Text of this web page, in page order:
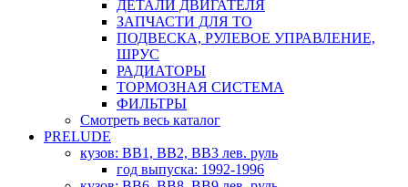
ДЕТАЛИ ДВИГАТЕЛЯ
ЗАПЧАСТИ ДЛЯ ТО
ПОДВЕСКА, РУЛЕВОЕ УПРАВЛЕНИЕ,
ШРУС
РАДИАТОРЫ
ТОРМОЗНАЯ СИСТЕМА
ФИЛЬТРЫ
Смотреть весь каталог
PRELUDE
кузов: BB1, BB2, BB3 лев. руль
год выпуска: 1992-1996